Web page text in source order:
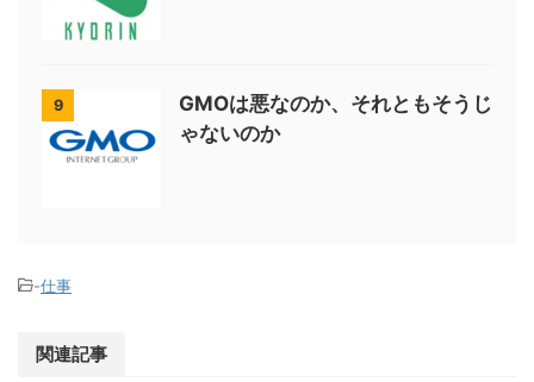
9
GMOは悪なのか、それともそうじ
ゃないのか
-仕事
関連記事